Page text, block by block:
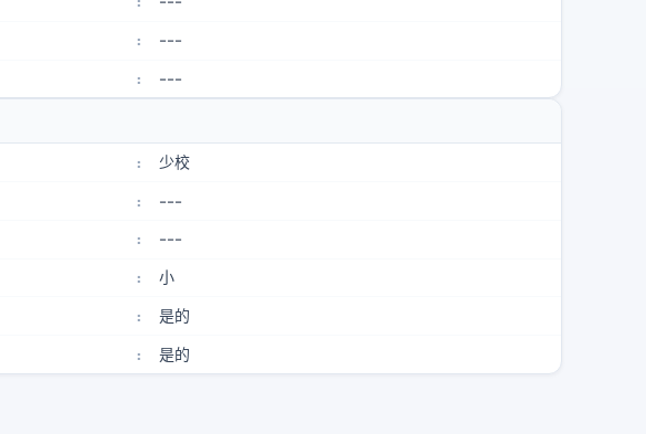
: ---
: ---
: 少校
: ---
: ---
: 小
: 是的
: 是的